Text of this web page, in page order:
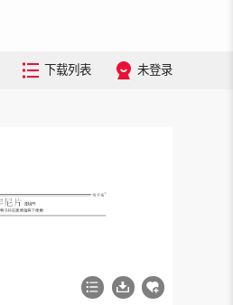
下载列表 未登录